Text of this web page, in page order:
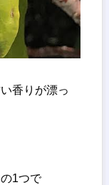
香りが漂っ
1つで